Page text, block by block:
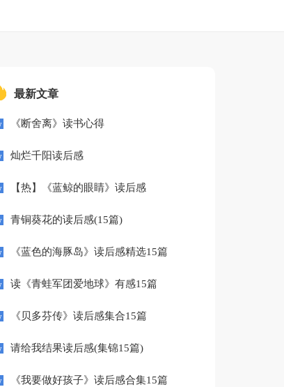
最新文章
《断舍离》读书心得
灿烂千阳读后感
【热】《蓝鲸的眼睛》读后感
青铜葵花的读后感(15篇)
《蓝色的海豚岛》读后感精选15篇
读《青蛙军团爱地球》有感15篇
《贝多芬传》读后感集合15篇
请给我结果读后感(集锦15篇)
《我要做好孩子》读后感合集15篇